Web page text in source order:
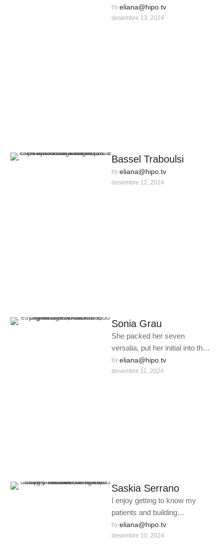
by eliana@hipo.tv
desembre 13, 2024
Bassel Traboulsi
by eliana@hipo.tv
desembre 12, 2024
Sonia Grau
She packed her seven
versalia, put her initial into the
belt and made herself on the
way. When …
by eliana@hipo.tv
desembre 11, 2024
Saskia Serrano
I enjoy getting to know my
patients and building
meaningful relationships. I
understand that each person is
by eliana@hipo.tv
desembre 10, 2024